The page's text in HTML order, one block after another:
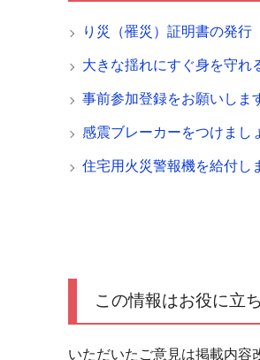
り災（罹災）証明書の発行
大きな揺れにすぐ身を守れ
事前参加登録をお願いしま
感震ブレーカーをつけまし
住宅用火災警報機を給付し
この情報はお役に立
いただいたご意見は掲載内容